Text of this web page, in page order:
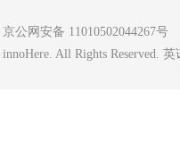
京公网安备 11010502044267号
innoHere. All Rights Reserved.